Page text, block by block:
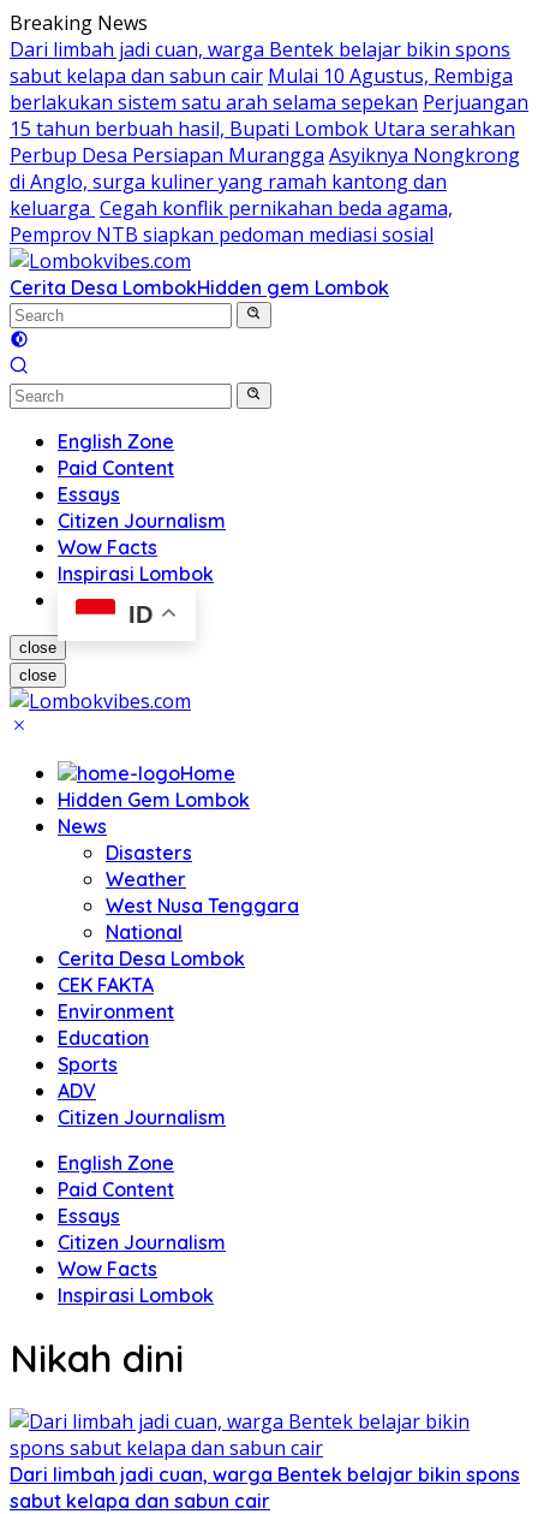
Skip
to
content
Breaking News
Dari limbah jadi cuan, warga Bentek belajar bikin spons
sabut kelapa dan sabun cair Mulai 10 Agustus, Rembiga
berlakukan sistem satu arah selama sepekan Perjuangan
15 tahun berbuah hasil, Bupati Lombok Utara serahkan
Perbup Desa Persiapan Murangga Asyiknya Nongkrong
di Anglo, surga kuliner yang ramah kantong dan
keluarga Cegah konflik pernikahan beda agama,
Pemprov NTB siapkan pedoman mediasi sosial
Cerita Desa LombokHidden gem Lombok
English Zone
Paid Content
Essays
Citizen Journalism
Wow Facts
Inspirasi Lombok
ID
close
close
Home
Hidden Gem Lombok
News
Disasters
Weather
West Nusa Tenggara
National
Cerita Desa Lombok
CEK FAKTA
Environment
Education
Sports
ADV
Citizen Journalism
English Zone
Paid Content
Essays
Citizen Journalism
Wow Facts
Inspirasi Lombok
Nikah dini
Dari limbah jadi cuan, warga Bentek belajar bikin spons
sabut kelapa dan sabun cair